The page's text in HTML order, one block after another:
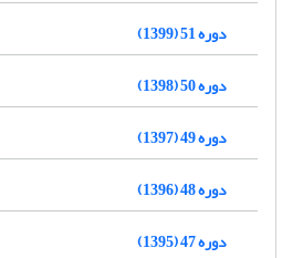
دوره 51 (1399)
دوره 50 (1398)
دوره 49 (1397)
دوره 48 (1396)
دوره 47 (1395)